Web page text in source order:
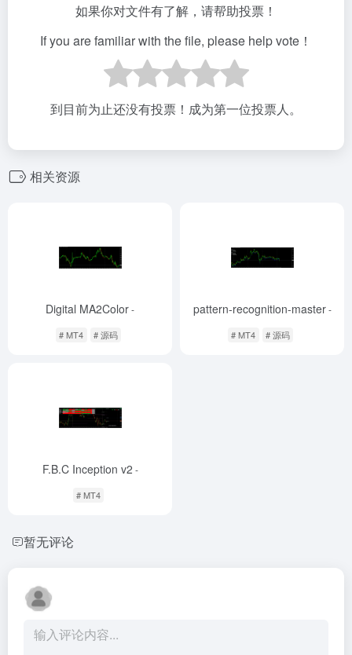
如果你对文件有了解，请帮助投票！
If you are familiar with the file, please help vote！
到目前为止还没有投票！成为第一位投票人。
相关资源
Digital MA2Color-
# MT4 # 源码
pattern-recognition-master-
# MT4 # 源码
F.B.C Inception v2 -
# MT4
暂无评论